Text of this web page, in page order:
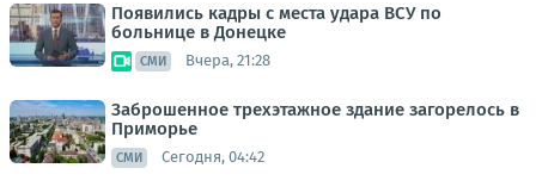
Появились кадры с места удара ВСУ по
больнице в Донецке
СМИ Вчера, 21:28
Заброшенное трехэтажное здание загорелось в
Приморье
СМИ Сегодня, 04:42